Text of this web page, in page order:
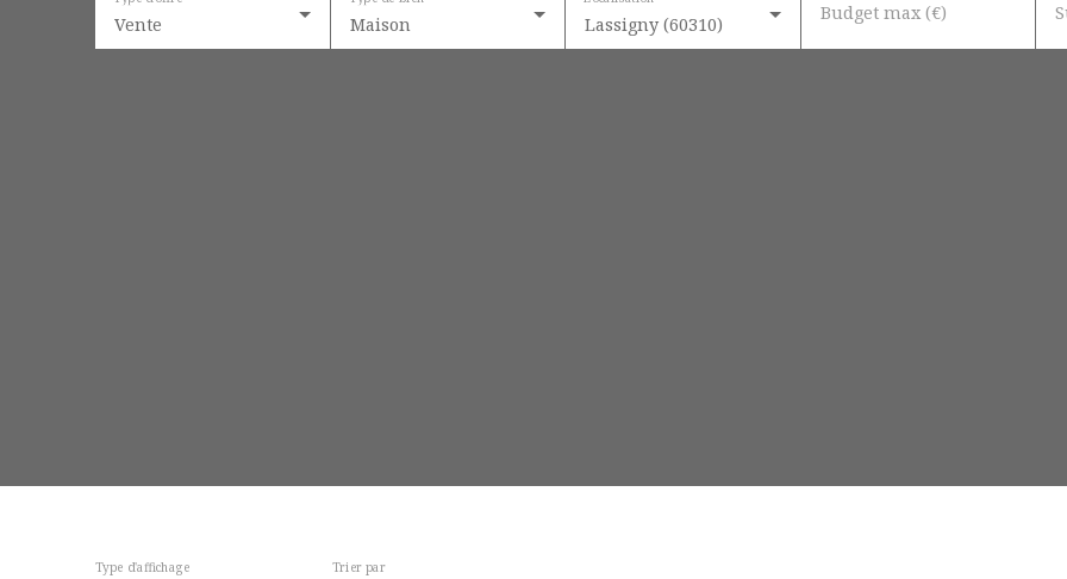
Vente Maison Lassigny (60310)
Budget max (€)
Type d'affichage Trier par